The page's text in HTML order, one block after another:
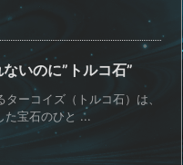
いのに”トルコ石”
ーコイズ（トルコ石）は、
た宝石のひと ...